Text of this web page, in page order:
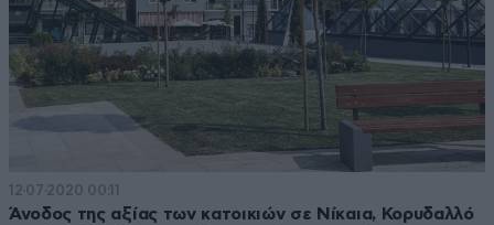
12·07·2020 00:11
Άνοδος της αξίας των κατοικιών σε Νίκαια, Κορυδαλλό